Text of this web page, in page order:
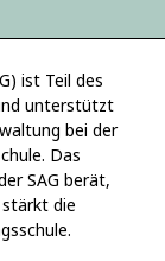
ist Teil des
unterstützt
bei der
Das
SAG berät,
die